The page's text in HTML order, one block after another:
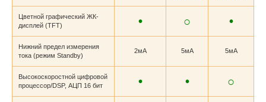
Цветной графический ЖК-
дисплей (TFT)
• ○ •
Нижний предел измерения
тока (режим Standby)
2мА 5мА 5мА
Высокоскоростной цифровой
процессор/DSP, АЦП 16 бит
• • ○